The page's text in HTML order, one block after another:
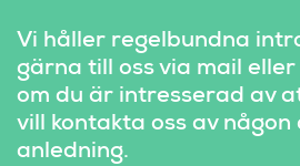
Vi håller regelbundna
gärna till oss via mail
om du är intresserad av
vill kontakta oss av någon
anledning.